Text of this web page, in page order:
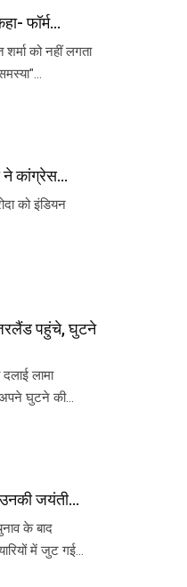
फॉर्म...
को नहीं लगता
ने कांग्रेस...
को इंडियन
पहुंचे, घुटने
लामा
घुटने की...
जयंती...
के बाद
में जुट गई...